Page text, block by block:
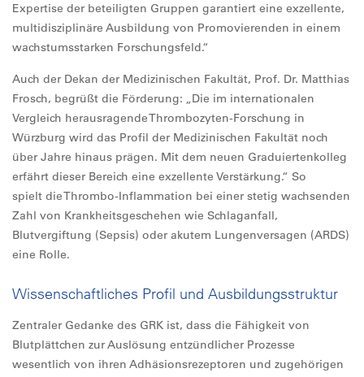
Expertise der beteiligten Gruppen garantiert eine exzellente,
multidisziplinäre Ausbildung von Promovierenden in einem
wachstumsstarken Forschungsfeld.“
Auch der Dekan der Medizinischen Fakultät, Prof. Dr. Matthias
Frosch, begrüßt die Förderung: „Die im internationalen
Vergleich herausragende Thrombozyten-Forschung in
Würzburg wird das Profil der Medizinischen Fakultät noch
über Jahre hinaus prägen. Mit dem neuen Graduiertenkolleg
erfährt dieser Bereich eine exzellente Verstärkung.“ So
spielt die Thrombo-Inflammation bei einer stetig wachsenden
Zahl von Krankheitsgeschehen wie Schlaganfall,
Blutvergiftung (Sepsis) oder akutem Lungenversagen (ARDS)
eine Rolle.
Wissenschaftliches Profil und Ausbildungsstruktur
Zentraler Gedanke des GRK ist, dass die Fähigkeit von
Blutplättchen zur Auslösung entzündlicher Prozesse
wesentlich von ihren Adhäsionsrezeptoren und zugehörigen